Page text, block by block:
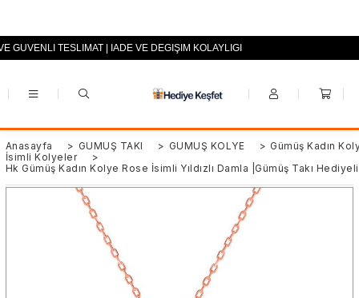
+90 (0553) 694 94 70
GÜVENLİ TESLİMAT | İADE VE DEĞİŞİM KOLAYLIĞI
Anasayfa > GÜMÜŞ TAKI > GÜMÜŞ KOLYE > Gümüş Kadın
İsimli Kolyeler
>
Hk Gümüş Kadın Kolye Rose İsimli Yıldızlı Damla |Gümüş Takı